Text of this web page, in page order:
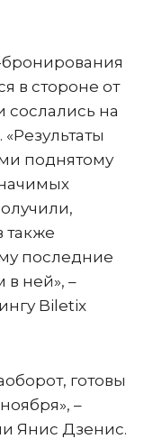
в стороне от
сослались на
поднятому
также
последние
в ней», –
Biletix
готовы
–
Янис Дзенис.